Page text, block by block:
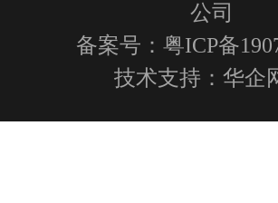
公司
备案号：粤ICP备
技术支持： 华企